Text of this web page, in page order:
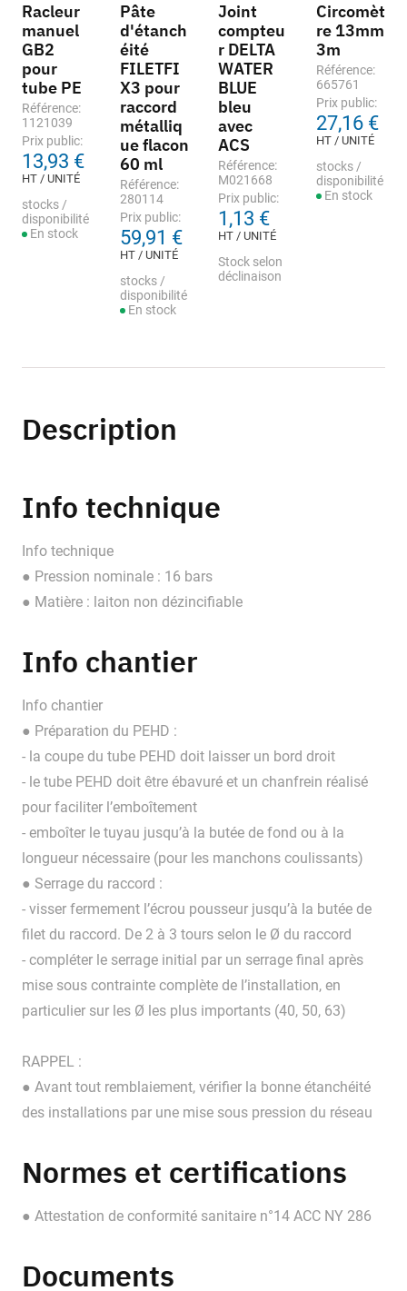
Racleur
manuel
GB2
pour
tube PE
Référence:
1121039
Prix public:
13,93 €
HT / UNITÉ
stocks /
disponibilité
En stock
Pâte
d'étanch
éité
FILETFI
X3 pour
raccord
métalliq
ue flacon
60 ml
Référence:
280114
Prix public:
59,91 €
HT / UNITÉ
stocks /
disponibilité
En stock
Joint
compteu
r DELTA
WATER
BLUE
bleu
avec
ACS
Référence:
M021668
Prix public:
1,13 €
HT / UNITÉ
Stock selon
déclinaison
Circomèt
re 13mm
3m
Référence:
665761
Prix public:
27,16 €
HT / UNITÉ
stocks /
disponibilité
En stock
Description
Info technique
Info technique
● Pression nominale : 16 bars
● Matière : laiton non dézincifiable
Info chantier
Info chantier
● Préparation du PEHD :
- la coupe du tube PEHD doit laisser un bord droit
- le tube PEHD doit être ébavuré et un chanfrein réalisé
pour faciliter l’emboîtement
- emboîter le tuyau jusqu’à la butée de fond ou à la
longueur nécessaire (pour les manchons coulissants)
● Serrage du raccord :
- visser fermement l’écrou pousseur jusqu’à la butée de
filet du raccord. De 2 à 3 tours selon le Ø du raccord
- compléter le serrage initial par un serrage final après
mise sous contrainte complète de l’installation, en
particulier sur les Ø les plus importants (40, 50, 63)
RAPPEL :
● Avant tout remblaiement, vérifier la bonne étanchéité
des installations par une mise sous pression du réseau
Normes et certifications
● Attestation de conformité sanitaire n°14 ACC NY 286
Documents